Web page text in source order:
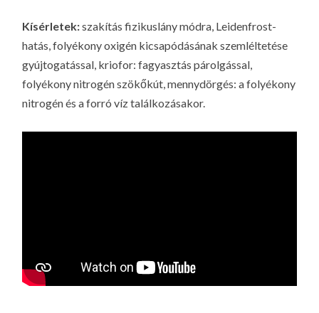
G
Kísérletek:szakítás fizikuslány módra, Leidenfrost-
hatás, folyékony oxigén kicsapódásának szemléltetése
gyújtogatással, kriofor: fagyasztás párolgással,
folyékony nitrogén szökőkút, mennydörgés: a folyékony
nitrogén és a forró víz találkozásakor.